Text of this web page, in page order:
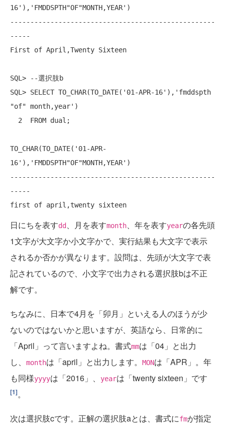
16'),'FMDDSPTH"OF"MONTH,YEAR')
---------------------------------------------------
-----
First of April,Twenty Sixteen
SQL> --選択肢b
SQL> SELECT TO_CHAR(TO_DATE('01-APR-16'),'fmddspth
"of" month,year')
TO_CHAR(TO_DATE('01-APR-
16'),'FMDDSPTH"OF"MONTH,YEAR')
---------------------------------------------------
-----
first of april,twenty sixteen
日にちを表すdd 、月を表すmonth、年を表すyearの各先頭
1文字が大文字か小文字かで、実行結果も大文字で表示
されるか否かが異なります。設問は、先頭が大文字で表
記されているので、小文字で出力される選択肢bは不正
解です。
ちなみに、日本で4月を「卯月」といえる人のほうが少
ないのではないかと思いますが、英語なら、日常的に
「April」って言いますよね。書式mmは「04」と出力
し、
monthは「april」と出力します。 MONは「APR」。年
も同様yyyyは「2016」、 yearは「twenty sixteen」です
[1]。
次は選択肢cです。正解の選択肢aとは、書式にfmが指定